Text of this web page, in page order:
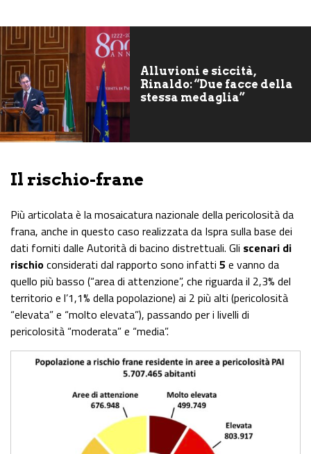
Alluvioni e siccità,
Rinaldo: “Due facce della
stessa medaglia”
Il rischio-frane
Più articolata è la mosaicatura nazionale della pericolosità da
frana, anche in questo caso realizzata da Ispra sulla base dei
dati forniti dalle Autorità di bacino distrettuali. Gli scenari di
rischioconsiderati dal rapporto sono infatti 5 e vanno da
quello più basso (“area di attenzione”, che riguarda il 2,3% del
territorio e l’1,1% della popolazione) ai 2 più alti (pericolosità
“elevata” e “molto elevata”), passando per i livelli di
pericolosità “moderata” e “media”.